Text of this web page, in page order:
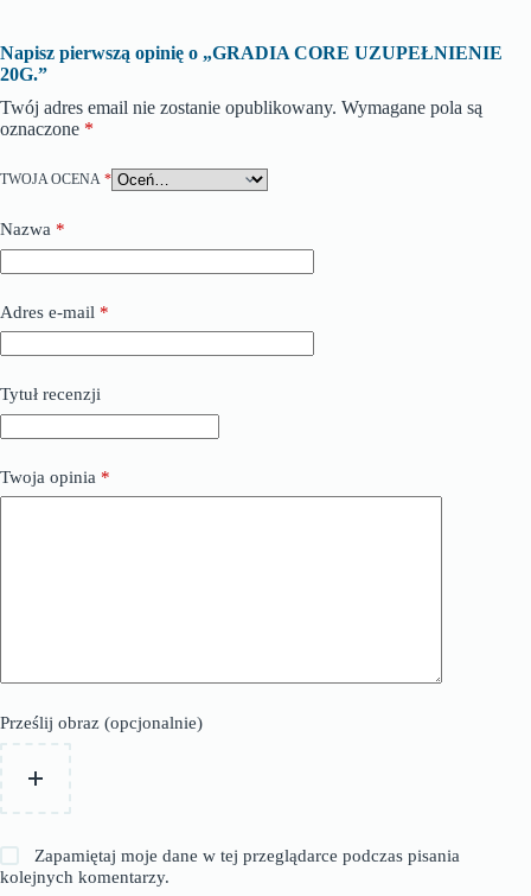
Napisz pierwszą opinię o „GRADIA CORE UZUPEŁNIENIE
20G.”
Twój adres email nie zostanie opublikowany. Wymagane pola są
oznaczone *
TWOJA OCENA *
Nazwa *
Adres e-mail *
Tytuł recenzji
Twoja opinia *
Prześlij obraz (opcjonalnie)
Zapamiętaj moje dane w tej przeglądarce podczas pisania
kolejnych komentarzy.